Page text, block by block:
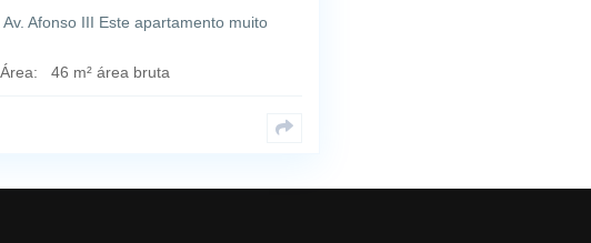
Afonso III Este apartamento muito
Área: 46 m² área bruta